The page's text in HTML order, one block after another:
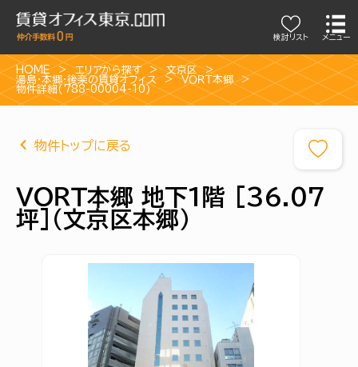
検討リスト メニュー
HOME エリアから探す
文京区
湯島・本郷・後楽の賃貸オフィス
ＶＯＲＴ本郷
物件詳細(788-00004-10)
物件トップに戻る
ＶＯＲＴ本郷 地下1階 [36.07
坪]（文京区本郷）